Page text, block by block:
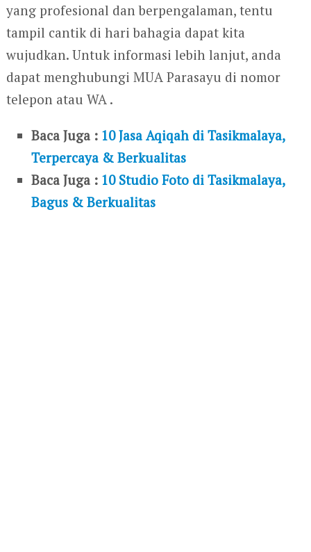
yang profesional dan berpengalaman, tentu
tampil cantik di hari bahagia dapat kita
wujudkan. Untuk informasi lebih lanjut, anda
dapat menghubungi MUA Parasayu di nomor
telepon atau WA .
Baca Juga : 10 Jasa Aqiqah di Tasikmalaya,
Terpercaya & Berkualitas
Baca Juga : 10 Studio Foto di Tasikmalaya,
Bagus & Berkualitas